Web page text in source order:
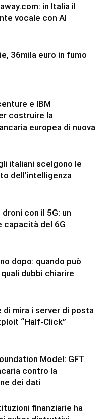
in Italia il
vocale con AI
36mila euro in fumo
e IBM
costruire la
europea di nuova
italiani scelgono le
dell’intelligenza
con il 5G: un
capacità del 6G
dopo: quando può
dubbi chiarire
di mira i server di posta
“Half-Click”
Model: GFT
contro la
dei dati
finanziarie ha